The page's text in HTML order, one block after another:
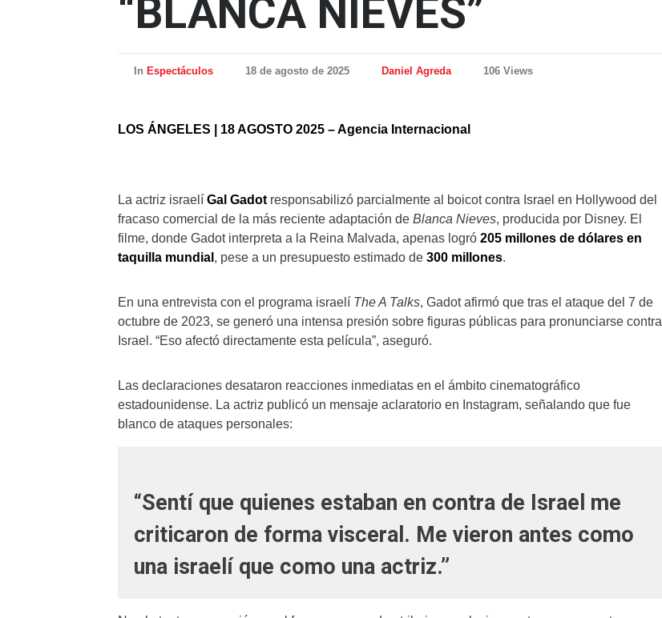
“BLANCA NIEVES”
In Espectáculos 18 de agosto de 2025 Daniel Agreda 106 Views
LOS ÁNGELES | 18 AGOSTO 2025 – Agencia Internacional
La actriz israelí Gal Gadot responsabilizó parcialmente al boicot contra Israel en Hollywood del
fracaso comercial de la más reciente adaptación de Blanca Nieves, producida por Disney. El
filme, donde Gadot interpreta a la Reina Malvada, apenas logró 205 millones de dólares en
taquilla mundial , pese a un presupuesto estimado de 300 millones.
En una entrevista con el programa israelí The A Talks, Gadot afirmó que tras el ataque del 7 de
octubre de 2023, se generó una intensa presión sobre figuras públicas para pronunciarse contra
Israel. “Eso afectó directamente esta película”, aseguró.
Las declaraciones desataron reacciones inmediatas en el ámbito cinematográfico
estadounidense. La actriz publicó un mensaje aclaratorio en Instagram, señalando que fue
blanco de ataques personales:
“Sentí que quienes estaban en contra de Israel me
criticaron de forma visceral. Me vieron antes como
una israelí que como una actriz.”